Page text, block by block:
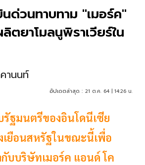
ด่วนทาบทาม "เมอร์ค"
ตยาโมลนูพิราเวียร์ใน
านนท์
อัปเดตล่าสุด : 21 ต.ค. 64 | 14:26 น.
ฐมนตรีของอินโดนีเซีย
เยือนสหรัฐในขณะนี้เพื่อ
กับบริษัทเมอร์ค แอนด์ โค